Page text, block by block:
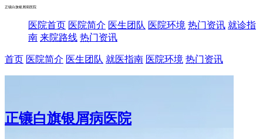
正镶白旗银屑病医院
医院首页 医院简介 医生团队 医院环境 热门资讯 就诊指
南 来院路线 热门资讯
首页 医院简介 医生团队 就医指南 医院环境 热门资讯
正镶白旗银屑病医院